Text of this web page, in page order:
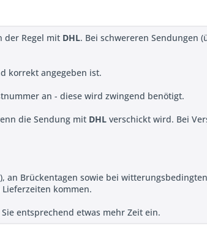
der Regel mit DHL. Bei schwereren Sendungen
korrekt angegeben ist.
an - diese wird zwingend benötigt.
die Sendung mit DHL verschickt wird. Bei
an Brückentagen sowie bei
kommen.
entsprechend etwas mehr Zeit ein.